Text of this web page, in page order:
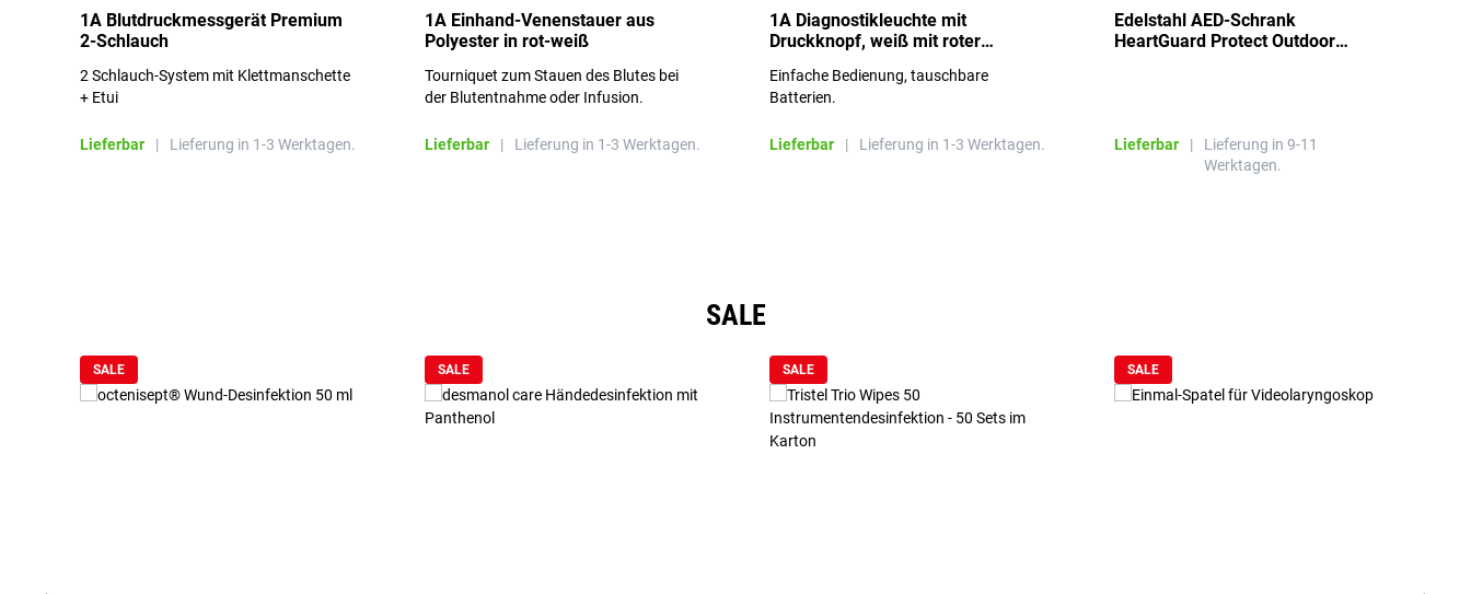
1A Blutdruckmessgerät Premium
2-Schlauch
2 Schlauch-System mit Klettmanschette
+ Etui
Lieferbar | Lieferung in 1-3 Werktagen.
1A Einhand-Venenstauer aus
Polyester in rot-weiß
Tourniquet zum Stauen des Blutes bei
der Blutentnahme oder Infusion.
Lieferbar | Lieferung in 1-3 Werktagen.
1A Diagnostikleuchte mit
Druckknopf, weiß mit roter
Einfache Bedienung, tauschbare
Batterien.
Lieferbar | Lieferung in 1-3 Werktagen.
Edelstahl AED-Schrank
HeartGuard Protect Outdoor
Lieferbar |
Lieferung in 9-11
Werktagen.
SALE
SALE SALE SALE SALE